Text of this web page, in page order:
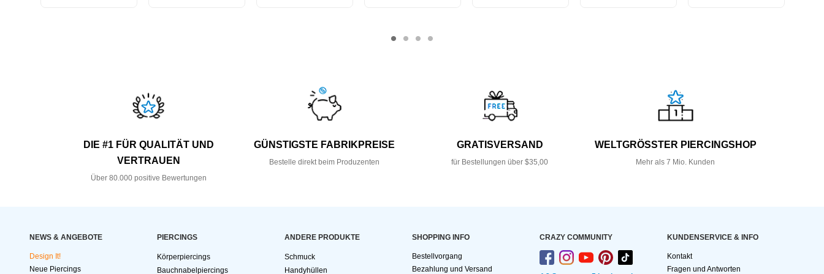
DIE #1 FÜR QUALITÄT UND
VERTRAUEN
Über 80.000 positive Bewertungen
GÜNSTIGSTE FABRIKPREISE
Bestelle direkt beim Produzenten
GRATISVERSAND
für Bestellungen über $35,00
WELTGRÖSSTER PIERCINGSHOP
Mehr als 7 Mio. Kunden
NEWS & ANGEBOTE
Design It!
Neue Piercings
PIERCINGS
Körperpiercings
Bauchnabelpiercings
ANDERE PRODUKTE
Schmuck
Handyhüllen
SHOPPING INFO
Bestellvorgang
Bezahlung und Versand
CRAZY COMMUNITY KUNDEN­SERVICE & INFO
Kontakt
Fragen und Antworten